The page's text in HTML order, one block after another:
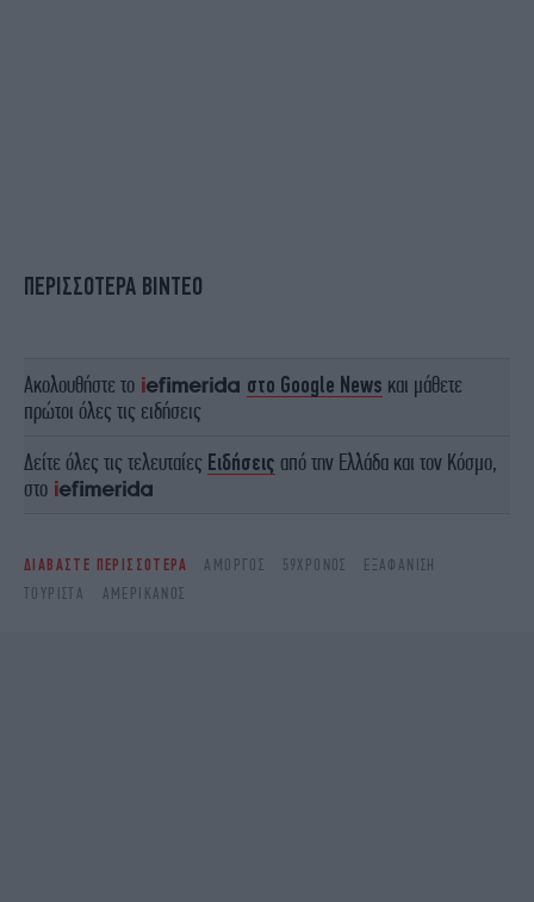
ΠΕΡΙΣΣΟΤΕΡΑ ΒΙΝΤΕΟ
Ακολουθήστε το στο Google News και μάθετε
πρώτοι όλες τις ειδήσεις
Δείτε όλες τις τελευταίες Ειδήσεις από την Ελλάδα και τον Κόσμο,
στο
ΔΙΑΒΑΣΤΕ ΠΕΡΙΣΣΟΤΕΡΑ ΑΜΟΡΓΌΣ 59ΧΡΟΝΟΣ
ΕΞΑΦΆΝΙΣΗ
ΤΟΥΡΊΣΤΑ
ΑΜΕΡΙΚΑΝΌΣ